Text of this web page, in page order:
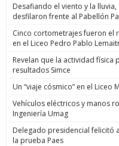
Desafiando el viento y la
desfilaron frente al Pabellón
Cinco cortometrajes fueron el
en el Liceo Pedro Pablo
Revelan que la actividad
resultados Simce
Un “viaje cósmico” en el Liceo
Vehículos eléctricos y manos
Ingeniería Umag
Delegado presidencial felicitó
la prueba Paes